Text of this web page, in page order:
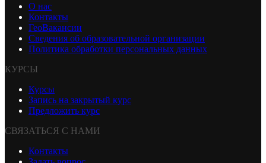
О нас
Контакты
ГеоВакансии
Сведения об образовательной организации
Политика обработки персональных данных
КУРСЫ
Курсы
Запись на закрытый курс
Предложить курс
СВЯЗАТЬСЯ С НАМИ
Контакты